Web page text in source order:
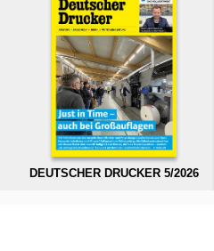
DEUTSCHER DRUCKER 5/2026